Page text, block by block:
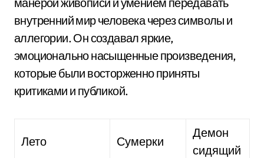
внутренний мир человека через символы и
аллегории. Он создавал яркие,
эмоционально насыщенные произведения,
которые были восторженно приняты
критиками и публикой.
Лето Сумерки
Демон
сидящий